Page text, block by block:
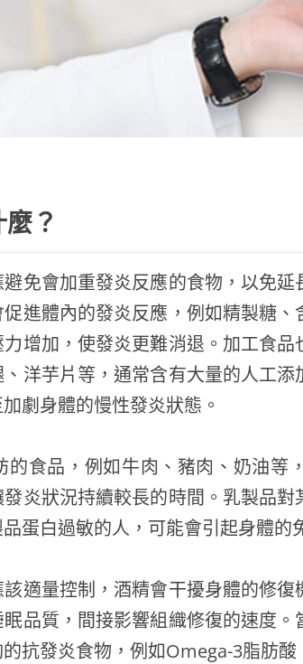
？
免會加重發炎反應的食物，以免
進體內的發炎反應，例如精製糖
增加，使發炎更難消退。加工食
洋芋片等，通常含有大量的人工
劇身體的慢性發炎狀態。
的食品，例如牛肉、豬肉、奶油等
炎狀況持續較長的時間。乳製品對
蛋白過敏的人，可能會引起身體的
適量控制，酒精會干擾身體的修
品質，間接影響組織修復的速度
抗發炎食物，例如Omega-3脂肪